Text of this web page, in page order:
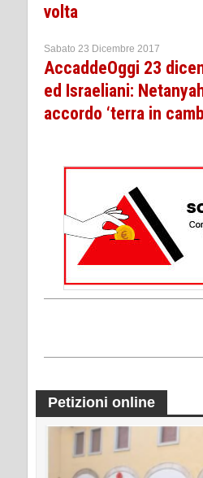
volta
Sabato 23 Dicembre 2017
AccaddeOggi 23
ed Israeliani:
accordo ‘terra in
Petizioni online